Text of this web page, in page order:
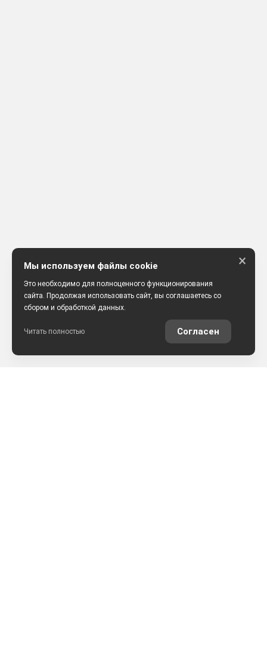
Мы используем файлы cookie
Это необходимо для полноценного функционирования
сайта. Продолжая использовать сайт, вы соглашаетесь со
сбором и обработкой данных.
Читать полностью Согласен
×